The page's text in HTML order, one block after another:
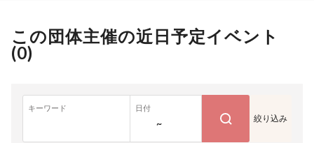
この団体主催の近日予定イベント
(0)
キーワード 日付
~ 絞り込み